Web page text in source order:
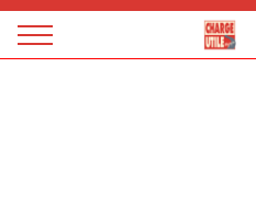
Magazine
Panneau de gestion des cookies